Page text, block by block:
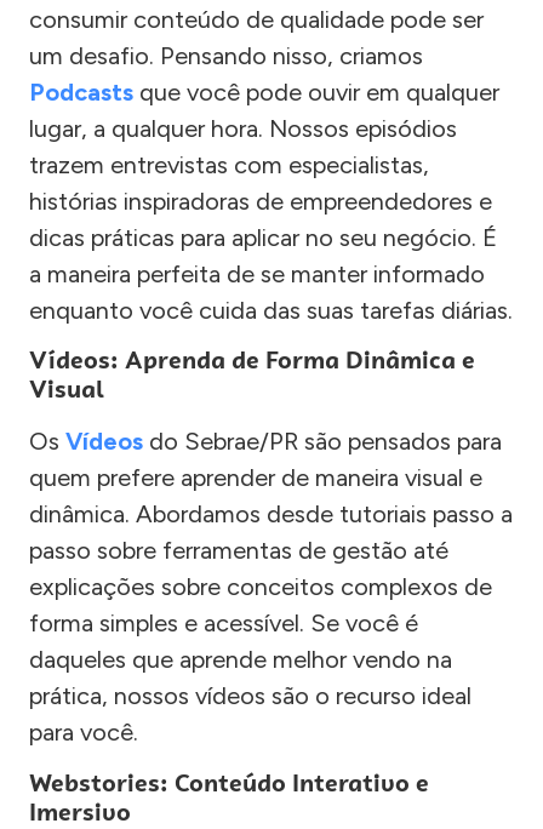
consumir conteúdo de qualidade pode ser
um desafio. Pensando nisso, criamos
Podcasts que você pode ouvir em qualquer
lugar, a qualquer hora. Nossos episódios
trazem entrevistas com especialistas,
histórias inspiradoras de empreendedores e
dicas práticas para aplicar no seu negócio. É
a maneira perfeita de se manter informado
enquanto você cuida das suas tarefas diárias.
Vídeos: Aprenda de Forma Dinâmica e
Visual
Os Vídeos do Sebrae/PR são pensados para
quem prefere aprender de maneira visual e
dinâmica. Abordamos desde tutoriais passo a
passo sobre ferramentas de gestão até
explicações sobre conceitos complexos de
forma simples e acessível. Se você é
daqueles que aprende melhor vendo na
prática, nossos vídeos são o recurso ideal
para você.
Webstories: Conteúdo Interativo e
Imersivo